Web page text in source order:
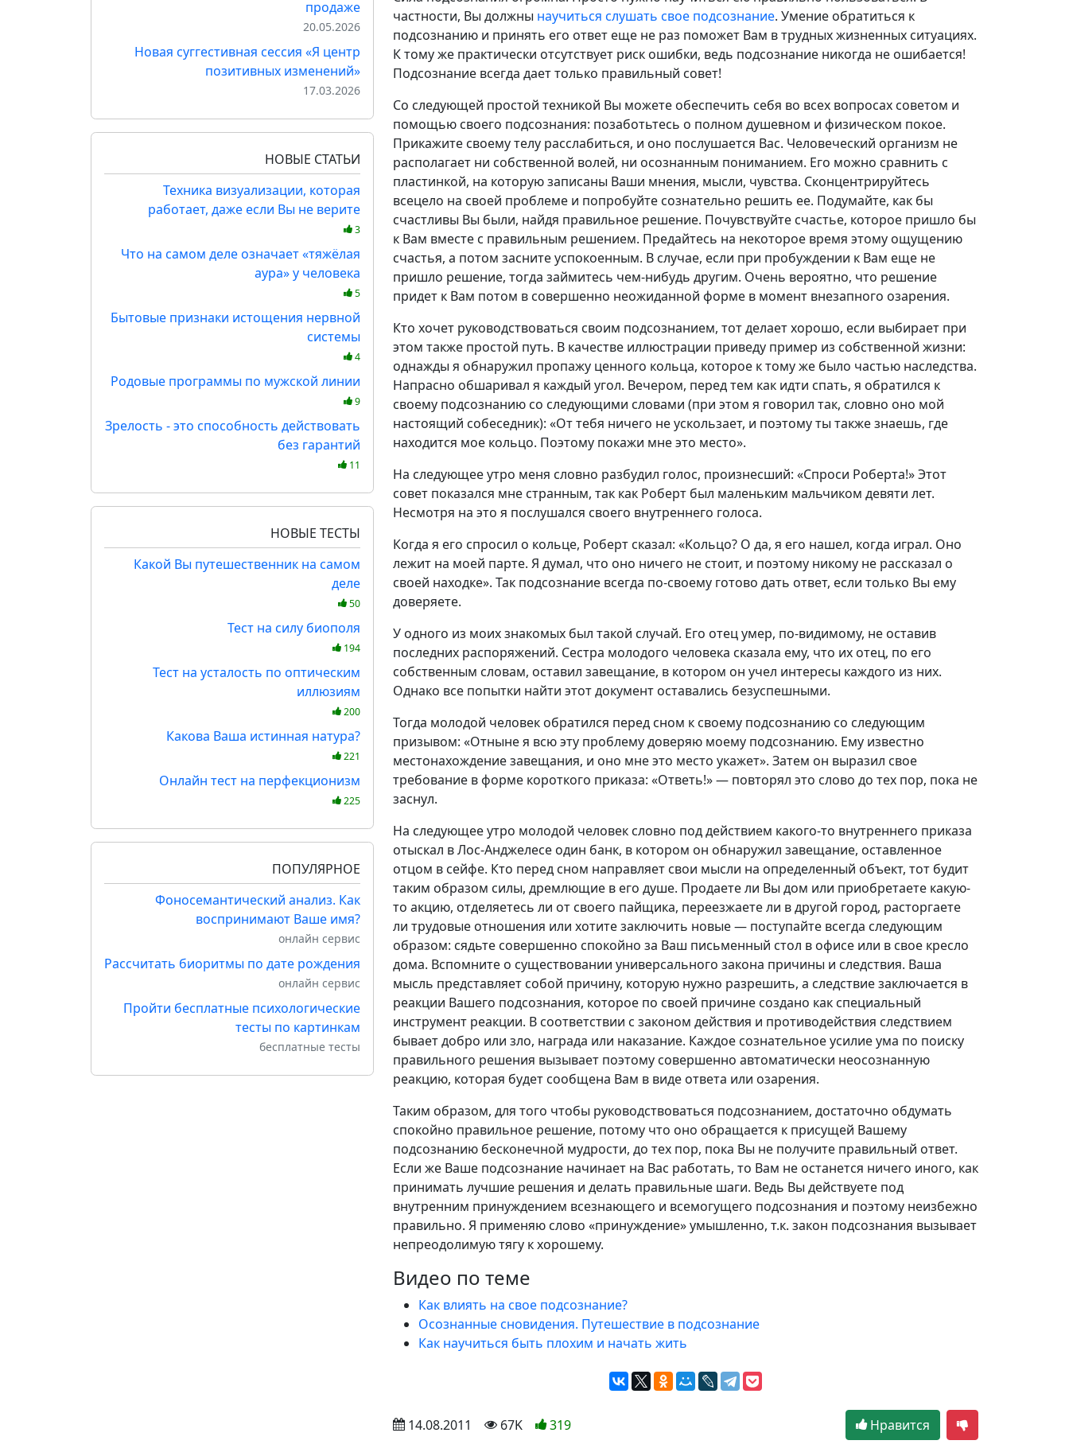
продаже
20.05.2026
Новая суггестивная сессия «Я центр
позитивных изменений»
17.03.2026
НОВЫЕ СТАТЬИ
Техника визуализации, которая
работает, даже если Вы не верите
3
Что на самом деле означает «тяжёлая
аура» у человека
5
Бытовые признаки истощения нервной
системы
4
Родовые программы по мужской линии
9
Зрелость - это способность действовать
без гарантий
11
НОВЫЕ ТЕСТЫ
Какой Вы путешественник на самом
деле
50
Тест на силу биополя
194
Тест на усталость по оптическим
иллюзиям
200
Какова Ваша истинная натура?
221
Онлайн тест на перфекционизм
225
ПОПУЛЯРНОЕ
Фоносемантический анализ. Как
воспринимают Ваше имя?
онлайн сервис
Рассчитать биоритмы по дате рождения
онлайн сервис
Пройти бесплатные психологические
тесты по картинкам
бесплатные тесты
частности, Вы должны научиться слушать свое подсознание. Умение обратиться к
подсознанию и принять его ответ еще не раз поможет Вам в трудных жизненных ситуациях.
К тому же практически отсутствует риск ошибки, ведь подсознание никогда не ошибается!
Подсознание всегда дает только правильный совет!
Со следующей простой техникой Вы можете обеспечить себя во всех вопросах советом и
помощью своего подсознания: позаботьтесь о полном душевном и физическом покое.
Прикажите своему телу расслабиться, и оно послушается Вас. Человеческий организм не
располагает ни собственной волей, ни осознанным пониманием. Его можно сравнить с
пластинкой, на которую записаны Ваши мнения, мысли, чувства. Сконцентрируйтесь
всецело на своей проблеме и попробуйте сознательно решить ее. Подумайте, как бы
счастливы Вы были, найдя правильное решение. Почувствуйте счастье, которое пришло бы
к Вам вместе с правильным решением. Предайтесь на некоторое время этому ощущению
счастья, а потом засните успокоенным. В случае, если при пробуждении к Вам еще не
пришло решение, тогда займитесь чем-нибудь другим. Очень вероятно, что решение
придет к Вам потом в совершенно неожиданной форме в момент внезапного озарения.
Кто хочет руководствоваться своим подсознанием, тот делает хорошо, если выбирает при
этом также простой путь. В качестве иллюстрации приведу пример из собственной жизни:
однажды я обнаружил пропажу ценного кольца, которое к тому же было частью наследства.
Напрасно обшаривал я каждый угол. Вечером, перед тем как идти спать, я обратился к
своему подсознанию со следующими словами (при этом я говорил так, словно оно мой
настоящий собеседник): «От тебя ничего не ускользает, и поэтому ты также знаешь, где
находится мое кольцо. Поэтому покажи мне это место».
На следующее утро меня словно разбудил голос, произнесший: «Спроси Роберта!» Этот
совет показался мне странным, так как Роберт был маленьким мальчиком девяти лет.
Несмотря на это я послушался своего внутреннего голоса.
Когда я его спросил о кольце, Роберт сказал: «Кольцо? О да, я его нашел, когда играл. Оно
лежит на моей парте. Я думал, что оно ничего не стоит, и поэтому никому не рассказал о
своей находке». Так подсознание всегда по-своему готово дать ответ, если только Вы ему
доверяете.
У одного из моих знакомых был такой случай. Его отец умер, по-видимому, не оставив
последних распоряжений. Сестра молодого человека сказала ему, что их отец, по его
собственным словам, оставил завещание, в котором он учел интересы каждого из них.
Однако все попытки найти этот документ оставались безуспешными.
Тогда молодой человек обратился перед сном к своему подсознанию со следующим
призывом: «Отныне я всю эту проблему доверяю моему подсознанию. Ему известно
местонахождение завещания, и оно мне это место укажет». Затем он выразил свое
требование в форме короткого приказа: «Ответь!» — повторял это слово до тех пор, пока не
заснул.
На следующее утро молодой человек словно под действием какого-то внутреннего приказа
отыскал в Лос-Анджелесе один банк, в котором он обнаружил завещание, оставленное
отцом в сейфе. Кто перед сном направляет свои мысли на определенный объект, тот будит
таким образом силы, дремлющие в его душе. Продаете ли Вы дом или приобретаете какую-
то акцию, отделяетесь ли от своего пайщика, переезжаете ли в другой город, расторгаете
ли трудовые отношения или хотите заключить новые — поступайте всегда следующим
образом: сядьте совершенно спокойно за Ваш письменный стол в офисе или в свое кресло
дома. Вспомните о существовании универсального закона причины и следствия. Ваша
мысль представляет собой причину, которую нужно разрешить, а следствие заключается в
реакции Вашего подсознания, которое по своей причине создано как специальный
инструмент реакции. В соответствии с законом действия и противодействия следствием
бывает добро или зло, награда или наказание. Каждое сознательное усилие ума по поиску
правильного решения вызывает поэтому совершенно автоматически неосознанную
реакцию, которая будет сообщена Вам в виде ответа или озарения.
Таким образом, для того чтобы руководствоваться подсознанием, достаточно обдумать
спокойно правильное решение, потому что оно обращается к присущей Вашему
подсознанию бесконечной мудрости, до тех пор, пока Вы не получите правильный ответ.
Если же Ваше подсознание начинает на Вас работать, то Вам не останется ничего иного, как
принимать лучшие решения и делать правильные шаги. Ведь Вы действуете под
внутренним принуждением всезнающего и всемогущего подсознания и поэтому неизбежно
правильно. Я применяю слово «принуждение» умышленно, т.к. закон подсознания вызывает
непреодолимую тягу к хорошему.
Видео по теме
Как влиять на свое подсознание?
Осознанные сновидения. Путешествие в подсознание
Как научиться быть плохим и начать жить
14.08.2011 67K 319 Нравится